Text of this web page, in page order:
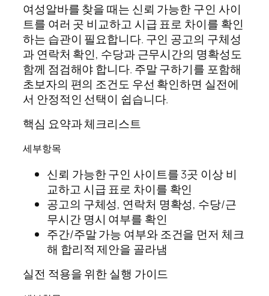
여성알바를 찾을 때는 신뢰 가능한 구인 사이
트를 여러 곳 비교하고 시급 표로 차이를 확인
하는 습관이 필요합니다. 구인 공고의 구체성
과 연락처 확인, 수당과 근무시간의 명확성도
함께 점검해야 합니다. 주말 구하기를 포함해
초보자의 편의 조건도 우선 확인하면 실전에
서 안정적인 선택이 쉽습니다.
핵심 요약과 체크리스트
세부항목
신뢰 가능한 구인 사이트를 3곳 이상 비
교하고 시급 표로 차이를 확인
공고의 구체성, 연락처 명확성, 수당/근
무시간 명시 여부를 확인
주간/주말 가능 여부와 조건을 먼저 체크
해 합리적 제안을 골라냄
실전 적용을 위한 실행 가이드